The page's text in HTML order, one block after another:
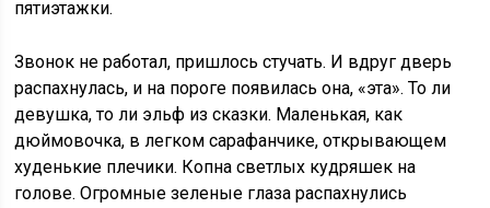
пятиэтажки.
Звонок не работал, пришлось стучать. И вдруг дверь
распахнулась, и на пороге появилась она, «эта». То ли
девушка, то ли эльф из сказки. Маленькая, как
дюймовочка, в легком сарафанчике, открывающем
худенькие плечики. Копна светлых кудряшек на
голове. Огромные зеленые глаза распахнулись